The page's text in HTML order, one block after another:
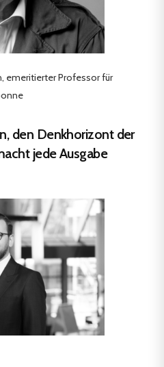
emeritierter Professor für
den Denkhorizont der
jede Ausgabe